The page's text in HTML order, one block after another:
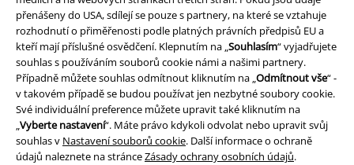
přenášeny do USA, sdílejí se pouze s partnery, na které se vztahuje
rozhodnutí o přiměřenosti podle platných právních předpisů EU a
kteří mají příslušné osvědčení. Klepnutím na „Souhlasím“ vyjadřujete
souhlas s používáním souborů cookie námi a našimi partnery.
Případně můžete souhlas odmítnout kliknutím na „Odmítnout vše“ -
v takovém případě se budou používat jen nezbytné soubory cookie.
Své individuální preference můžete upravit také kliknutím na
„Vyberte nastavení“. Máte právo kdykoli odvolat nebo upravit svůj
souhlas v Nastavení souborů cookie. Další informace o ochraně
údajů naleznete na stránceZásady ochrany osobních údajů.
% Kovové detaily
Kč 949,00
Thelma Corset
KIHILIST by
KILLSTAR
Korzet
% Plus Size
Kč 543,00
Grave Wind T-shirt
KIHILIST by
KILLSTAR
Tričko